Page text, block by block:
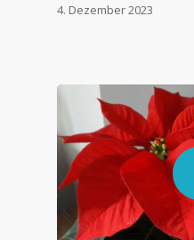
4. Dezember 2023